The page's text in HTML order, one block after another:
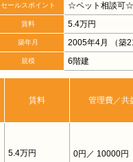
セールスポイント ☆ペット相談可☆
賃料 5.4万円
築年月 2005年4月 （築
規模 6階建
賃料 管理費／共
5.4万円 0円 ／ 10000円